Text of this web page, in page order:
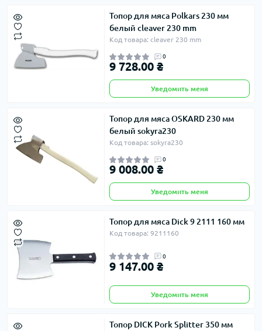
Топор для мяса Polkars 230 мм
белый cleaver 230 mm
Код товара: cleaver 230 mm
0
9 728.00 ₴
Уведомить меня
Топор для мяса OSKARD 230 мм
белый sokyra230
Код товара: sokyra230
0
9 008.00 ₴
Уведомить меня
Топор для мяса Dick 9 2111 160 мм
Код товара: 9211160
0
9 147.00 ₴
Уведомить меня
Топор DICK Pork Splitter 350 мм